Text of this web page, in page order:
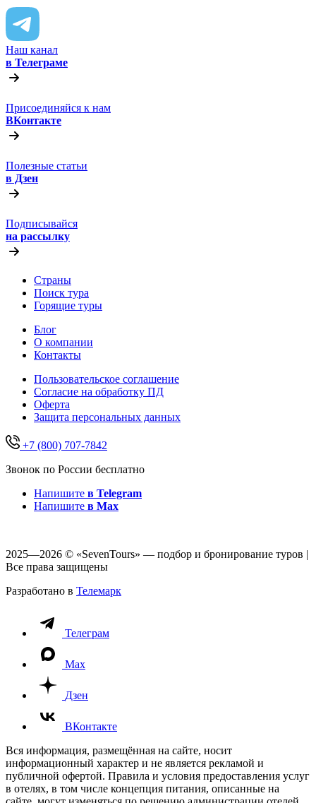
Наш канал
в Телеграме
Присоединяйся к нам
ВКонтакте
Полезные статьи
в Дзен
Подписывайся
на рассылку
Страны
Поиск тура
Горящие туры
Блог
О компании
Контакты
Пользовательское соглашение
Согласие на обработку ПД
Оферта
Защитa персональных данных
+7 (800) 707-7842
Звонок по России бесплатно
Напишите в Telegram
Напишите в Max
2025—2026 © «SevenTours» — подбор и бронирование туров |
Все права защищены
Разработано в Телемарк
Телеграм
Max
Дзен
ВКонтакте
Вся информация, размещённая на сайте, носит
информационный характер и не является рекламой и
публичной офертой. Правила и условия предоставления услуг
в отелях, в том числе концепция питания, описанные на